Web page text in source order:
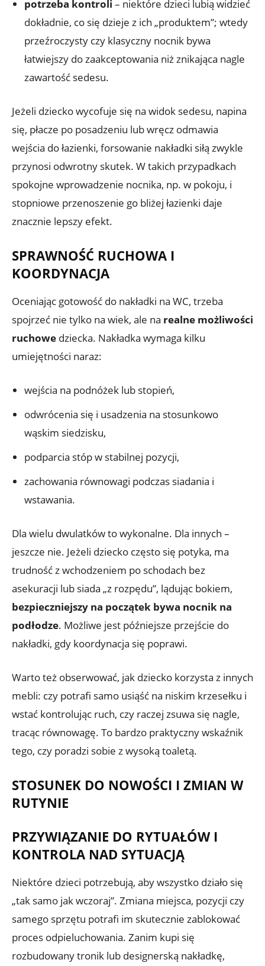
potrzeba kontroli – niektóre dzieci lubią widzieć
dokładnie, co się dzieje z ich „produktem”; wtedy
przeźroczysty czy klasyczny nocnik bywa
łatwiejszy do zaakceptowania niż znikająca nagle
zawartość sedesu.
Jeżeli dziecko wycofuje się na widok sedesu, napina
się, płacze po posadzeniu lub wręcz odmawia
wejścia do łazienki, forsowanie nakładki siłą zwykle
przynosi odwrotny skutek. W takich przypadkach
spokojne wprowadzenie nocnika, np. w pokoju, i
stopniowe przenoszenie go bliżej łazienki daje
znacznie lepszy efekt.
SPRAWNOŚĆ RUCHOWA I
KOORDYNACJA
Oceniając gotowość do nakładki na WC, trzeba
spojrzeć nie tylko na wiek, ale na realne możliwości
ruchowe dziecka. Nakładka wymaga kilku
umiejętności naraz:
wejścia na podnóżek lub stopień,
odwrócenia się i usadzenia na stosunkowo
wąskim siedzisku,
podparcia stóp w stabilnej pozycji,
zachowania równowagi podczas siadania i
wstawania.
Dla wielu dwulatków to wykonalne. Dla innych –
jeszcze nie. Jeżeli dziecko często się potyka, ma
trudność z wchodzeniem po schodach bez
asekuracji lub siada „z rozpędu”, lądując bokiem,
bezpieczniejszy na początek bywa nocnik na
podłodze. Możliwe jest późniejsze przejście do
nakładki, gdy koordynacja się poprawi.
Warto też obserwować, jak dziecko korzysta z innych
mebli: czy potrafi samo usiąść na niskim krzesełku i
wstać kontrolując ruch, czy raczej zsuwa się nagle,
tracąc równowagę. To bardzo praktyczny wskaźnik
tego, czy poradzi sobie z wysoką toaletą.
STOSUNEK DO NOWOŚCI I ZMIAN W
RUTYNIE
PRZYWIĄZANIE DO RYTUAŁÓW I
KONTROLA NAD SYTUACJĄ
Niektóre dzieci potrzebują, aby wszystko działo się
„tak samo jak wczoraj”. Zmiana miejsca, pozycji czy
samego sprzętu potrafi im skutecznie zablokować
proces odpieluchowania. Zanim kupi się
rozbudowany tronik lub designerską nakładkę,